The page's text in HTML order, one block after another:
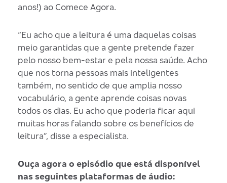
anos!) ao Comece Agora.
“Eu acho que a leitura é uma daquelas coisas
meio garantidas que a gente pretende fazer
pelo nosso bem-estar e pela nossa saúde. Acho
que nos torna pessoas mais inteligentes
também, no sentido de que amplia nosso
vocabulário, a gente aprende coisas novas
todos os dias. Eu acho que poderia ficar aqui
muitas horas falando sobre os benefícios de
leitura”, disse a especialista.
Ouça agora o episódio que está disponível
nas seguintes plataformas de áudio: